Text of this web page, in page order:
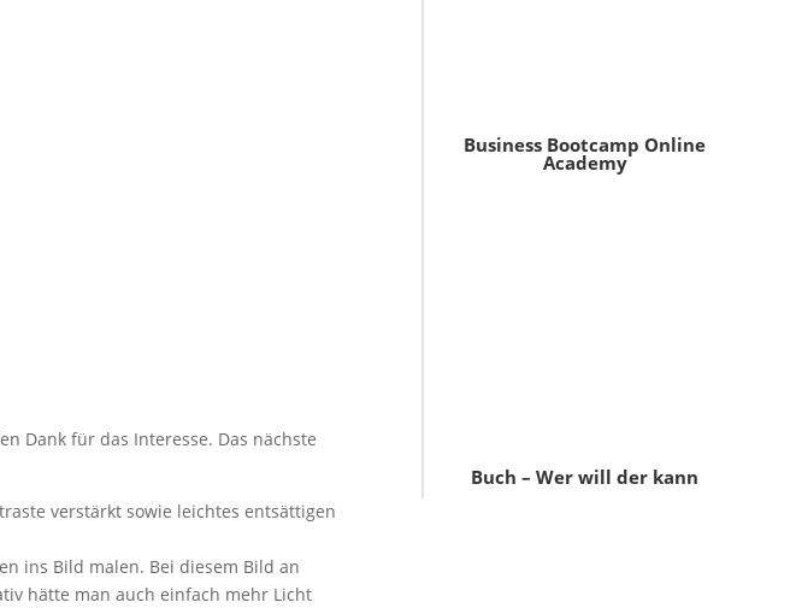
Dank für das Interesse. Das nächste
verstärkt sowie leichtes entsättigen
ins Bild malen. Bei diesem Bild an
hätte man auch einfach mehr Licht
Business Bootcamp Online
Academy
Buch – Wer will der kann